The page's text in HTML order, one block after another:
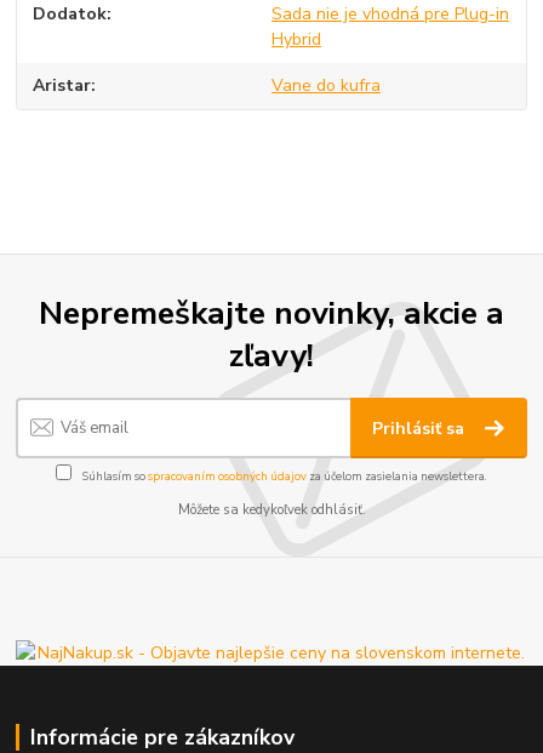
Dodatok
Sada nie je vhodná pre Plug-in
Hybrid
Aristar Vane do kufra
Nepremeškajte novinky, akcie a
zľavy!
Prihlásiť sa
Súhlasím sospracovaním osobných údajov za účelom zasielania newslettera.
Môžete sa kedykoľvek odhlásiť.
Informácie pre zákazníkov